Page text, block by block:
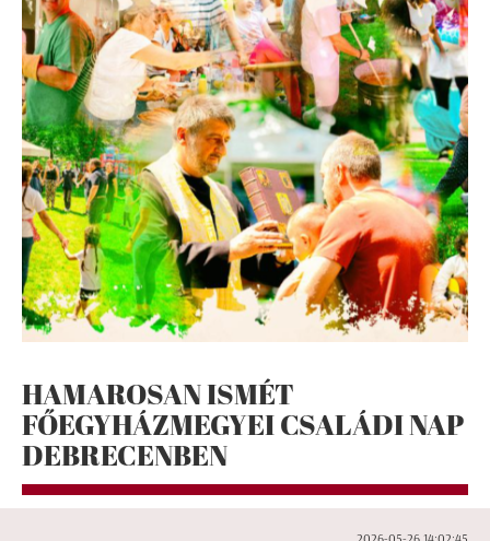
HAMAROSAN ISMÉT
FŐEGYHÁZMEGYEI CSALÁDI NAP
DEBRECENBEN